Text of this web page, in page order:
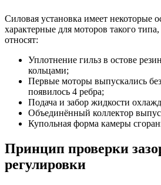
Силовая установка имеет некоторые
характерные для моторов такого
относят:
Уплотнение гильз в остове
кольцами;
Первые моторы выпускались
появилось 4 ребра;
Подача и забор жидкости
Объединённый коллектор
Купольная форма камеры
Принцип проверки
регулировки